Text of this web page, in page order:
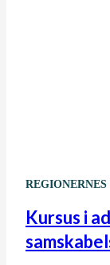
REGIONERNES
Kursus i